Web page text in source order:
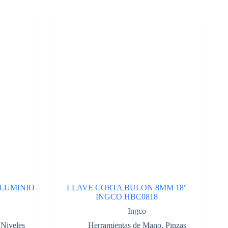
Niveles
LLAVE CORTA BULON 8MM 18″
INGCO HBC0818
Ingco
Herramientas de Mano, Pinzas